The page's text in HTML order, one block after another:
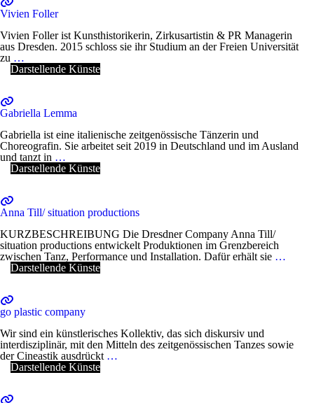
Vivien Foller
Vivien Foller ist Kunsthistorikerin, Zirkusartistin & PR Managerin
aus Dresden. 2015 schloss sie ihr Studium an der Freien Universität
zu …
Darstellende Künste
Gabriella Lemma
Gabriella ist eine italienische zeitgenössische Tänzerin und
Choreografin. Sie arbeitet seit 2019 in Deutschland und im Ausland
und tanzt in …
Darstellende Künste
Anna Till/ situation productions
KURZBESCHREIBUNG Die Dresdner Company Anna Till/
situation productions entwickelt Produktionen im Grenzbereich
zwischen Tanz, Performance und Installation. Dafür erhält sie …
Darstellende Künste
go plastic company
Wir sind ein künstlerisches Kollektiv, das sich diskursiv und
interdisziplinär, mit den Mitteln des zeitgenössischen Tanzes sowie
der Cineastik ausdrückt …
Darstellende Künste